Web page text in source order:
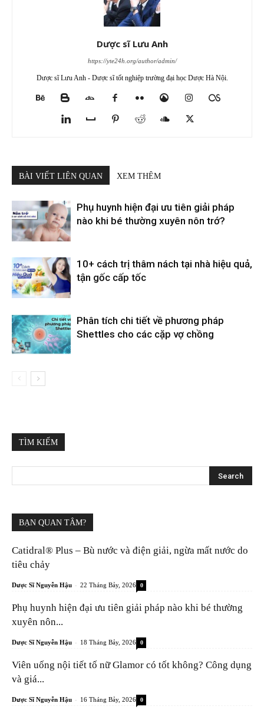
Dược sĩ Lưu Anh
https://yte24h.org/author/admin/
Dược sĩ Lưu Anh - Dược sĩ tốt nghiệp trường đại học Dược Hà Nội.
BÀI VIẾT LIÊN QUAN XEM THÊM
Phụ huynh hiện đại ưu tiên giải pháp
nào khi bé thường xuyên nôn trớ?
10+ cách trị thâm nách tại nhà hiệu quả,
tận gốc cấp tốc
Phân tích chi tiết về phương pháp
Shettles cho các cặp vợ chồng
TÌM KIẾM
BẠN QUAN TÂM?
Catidral® Plus – Bù nước và điện giải, ngừa mất nước do
tiêu chảy
Dược Sĩ Nguyễn Hậu - 22 Tháng Bảy, 2026 0
Phụ huynh hiện đại ưu tiên giải pháp nào khi bé thường
xuyên nôn...
Dược Sĩ Nguyễn Hậu - 18 Tháng Bảy, 2026 0
Viên uống nội tiết tố nữ Glamor có tốt không? Công dụng
và giá...
Dược Sĩ Nguyễn Hậu - 16 Tháng Bảy, 2026 0